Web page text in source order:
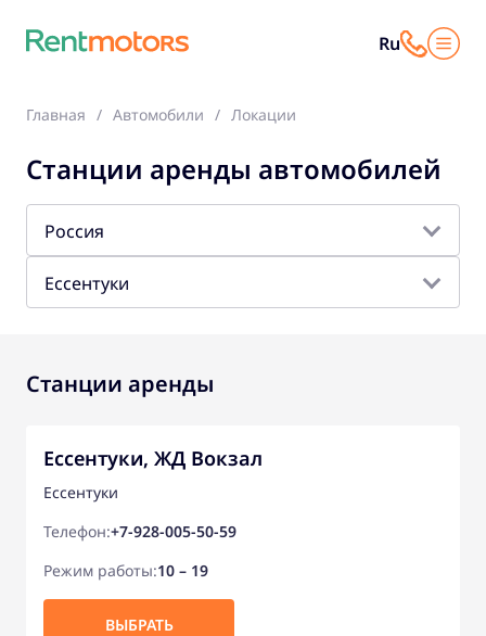
Ru
Главная Автомобили Локации
Станции аренды автомобилей
Россия
Ессентуки
Станции аренды
Ессентуки, ЖД Вокзал
Ессентуки
Телефон:+7-928-005-50-59
Режим работы:10 – 19
ВЫБРАТЬ